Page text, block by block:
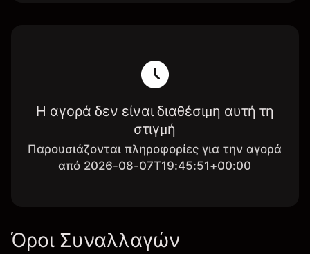
Η αγορά δεν είναι διαθέσιμη αυτή τη
στιγμή
Παρουσιάζονται πληροφορίες για την αγορά
από 2026-08-07T19:45:51+00:00
Όροι Συναλλαγών